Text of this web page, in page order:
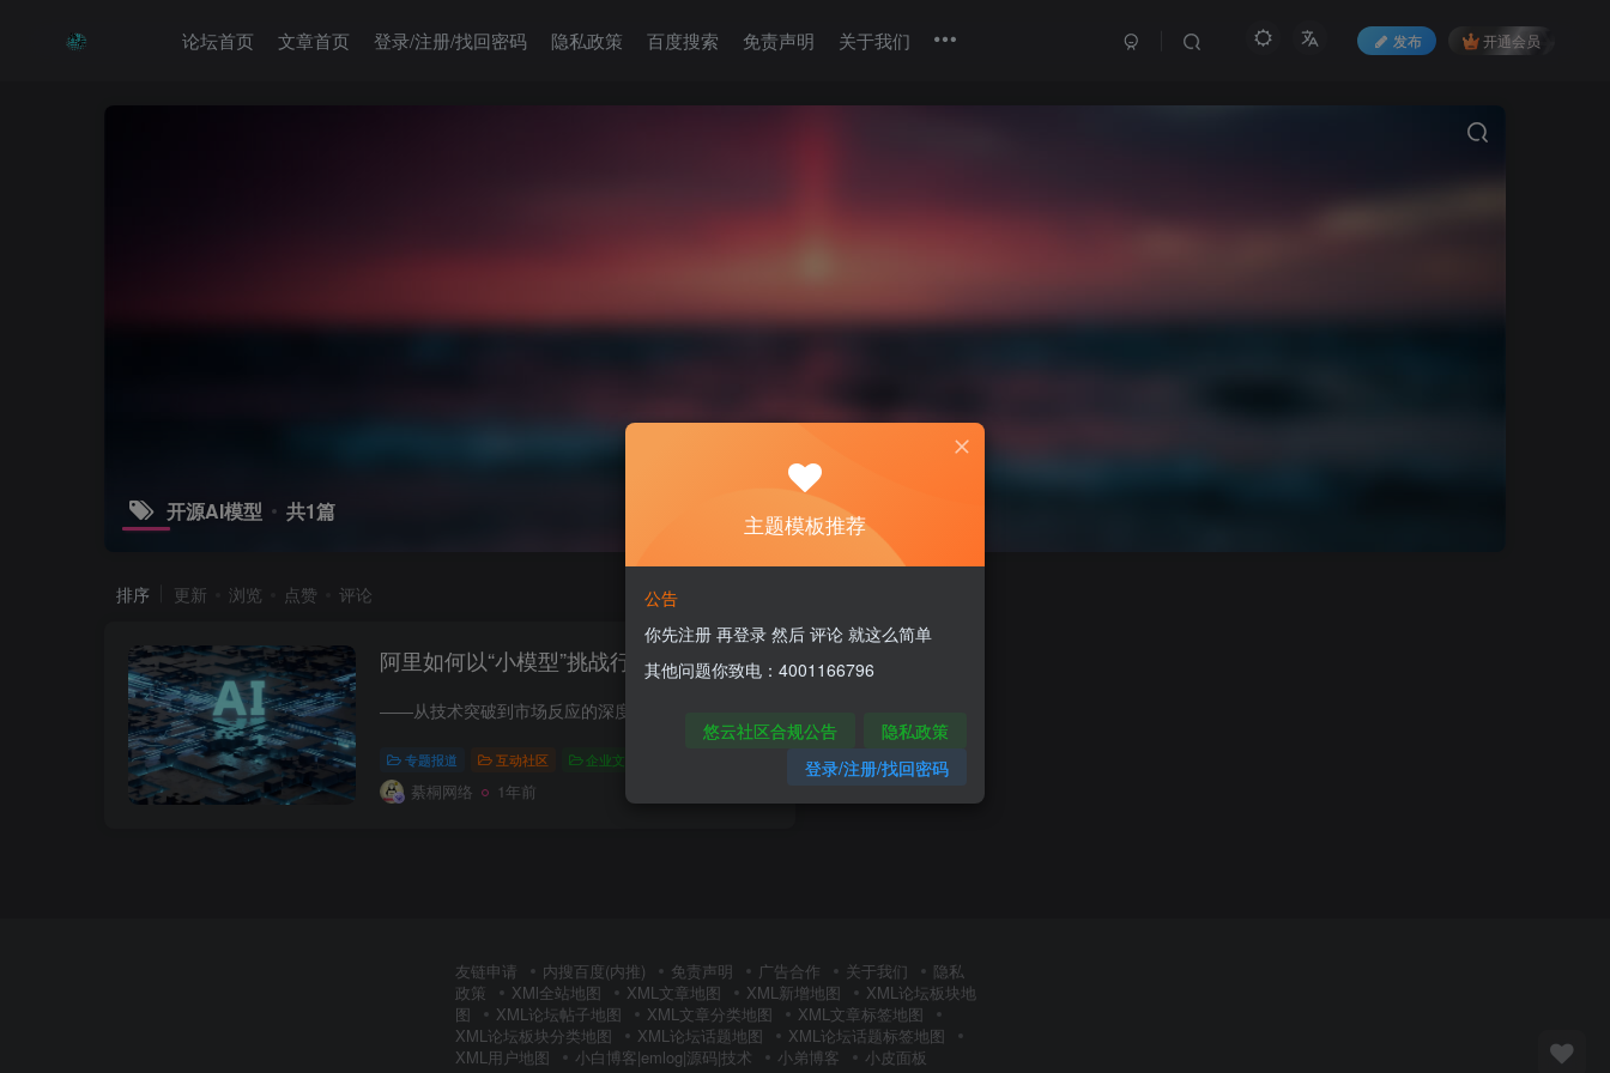
论坛首页 文章首页 登录/注册/找回密码 隐私政策 百度搜索 免责声明 关于我们 发布 开通会员
开源AI模型 共1篇
排序 更新 浏览 点赞 评论
阿里如何以“小模型”挑战行业巨头？
专题报道 互动社区 企业文化
綦桐网络 1年前
友链申请 内搜百度(内推) 免责声明 广告合作 关于我们
隐私
政策
XMl全站地图 XML文章地图 XML新增地图
XML论坛板块地
图
XML论坛帖子地图 XML文章分类地图
XML文章标签地图
XML论坛板块分类地图
XML论坛话题地图
XML论坛话题标签地图
XML用户地图
小白博客|emlog|源码|技术 小弟博客 小皮面板
主题模板推荐
公告
你先注册 再登录 然后 评论 就这么简单
其他问题你致电：4001166796
悠云社区合规公告
隐私政策
登录/注册/找回密码